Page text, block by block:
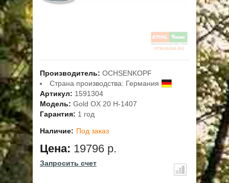
ПОЛЬЗОВАТЕЛЬСКОЕ СОГЛАШЕНИЕ
Производитель: OCHSENKOPF
Страна производства: Германия
Артикул: 1591304
Модель: Gold OX 20 H-1407
Гарантия: 1 год
Наличие: Под заказ
Цена: 19796 р.
Запросить счет